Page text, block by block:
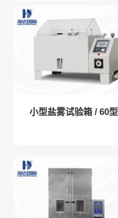
小型盐雾试验箱 / 60型